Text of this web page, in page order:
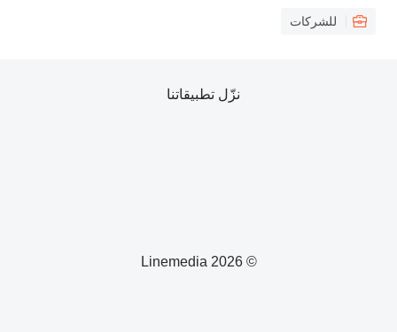
للشركات
© 2026 Linemedia
نزّل تطبيقاتنا